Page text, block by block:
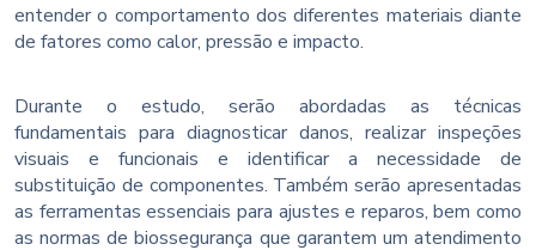
entender o comportamento dos diferentes materiais diante
de fatores como calor, pressão e impacto.
Durante o estudo, serão abordadas as técnicas
fundamentais para diagnosticar danos, realizar inspeções
visuais e funcionais e identificar a necessidade de
substituição de componentes. Também serão apresentadas
as ferramentas essenciais para ajustes e reparos, bem como
as normas de biossegurança que garantem um atendimento